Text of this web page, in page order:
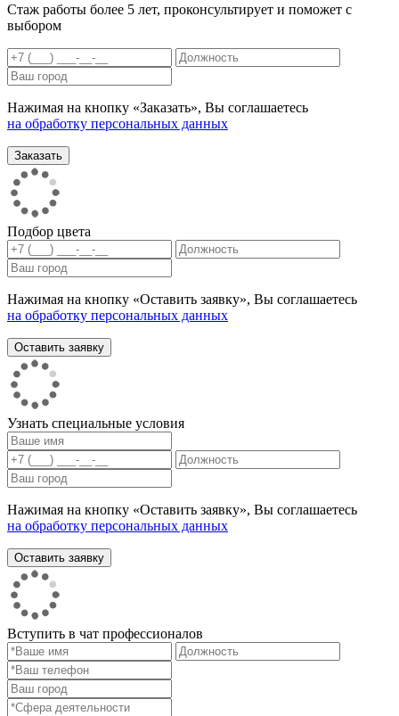
Стаж работы более 5 лет, проконсультирует и поможет с
выбором
Нажимая на кнопку «Заказать», Вы соглашаетесь
на обработку персональных данных
Подбор цвета
Нажимая на кнопку «Оставить заявку», Вы соглашаетесь
на обработку персональных данных
Узнать специальные условия
Нажимая на кнопку «Оставить заявку», Вы соглашаетесь
на обработку персональных данных
Вступить в чат профессионалов